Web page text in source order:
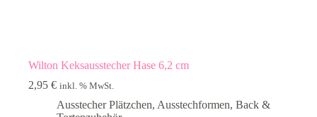
Wilton Keksausstecher Hase 6,2 cm
2,95 € inkl. % MwSt.
Ausstecher Plätzchen, Ausstechformen, Back &